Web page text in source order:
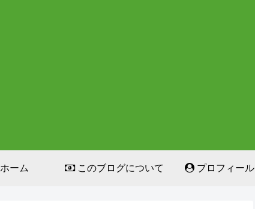
ホーム このブログについて プロフィール